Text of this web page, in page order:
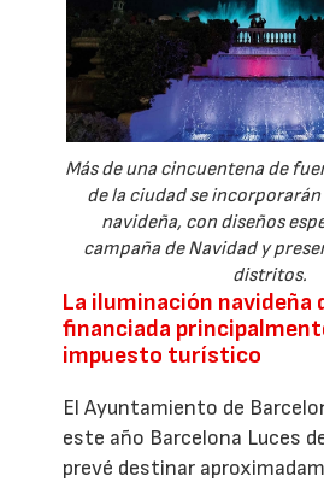
Más de una cincuentena de
de la ciudad se
navideña, con diseños
campaña de Navidad y
distritos.
La iluminación navideña
financiada
impuesto turístico
El Ayuntamiento de
este año Barcelona Luces
prevé destinar